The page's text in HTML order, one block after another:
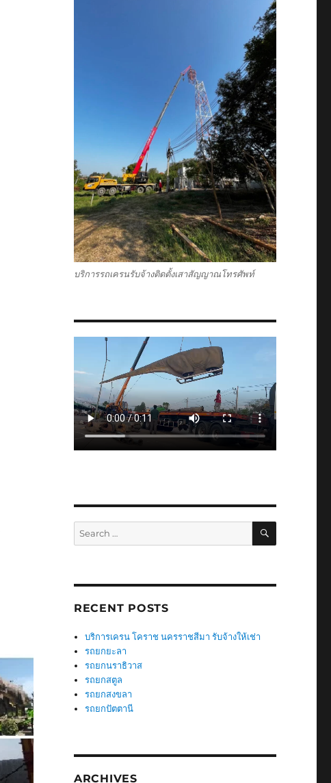
บริการรถเครนรับจ้างติดตั้งเสาสัญญาณโทรศัพท์
Search
for:
SEARCH
RECENT POSTS
บริการเครน โคราช นครราชสีมา รับจ้างให้เช่า
รถยกยะลา
รถยกนราธิวาส
รถยกสตูล
รถยกสงขลา
รถยกปัตตานี
ARCHIVES